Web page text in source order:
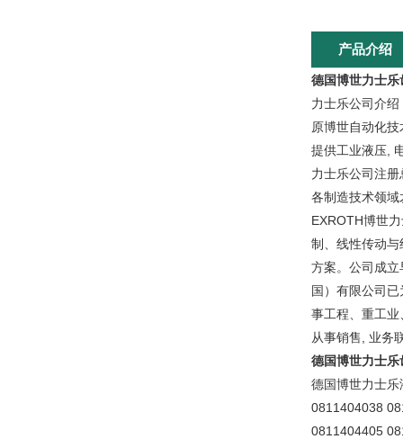
产品介绍
德国博世力士乐
力士乐公司介绍
原博世自动化
提供工业液压,
力士乐公司注
各制造技术领
EXROTH博世
制、线性传动
方案。公司成
国）有限公司
事工程、重工
从事销售, 业务
德国博世力士乐
德国博世力士
0811404038
0811404405